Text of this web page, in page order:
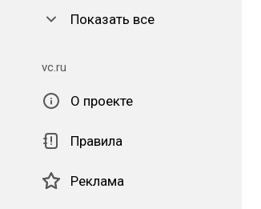
Показать все
vc.ru
О проекте
Правила
Реклама